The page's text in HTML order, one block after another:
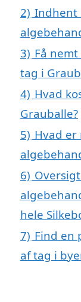
2) Indhent
3) Få
tag i
4) Hvad
Grauballe?
5) Hvad er
6)
hele
7) Find en
af tag i